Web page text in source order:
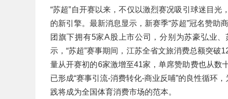
“苏超”自开赛以来，不仅以激烈赛况吸引球迷目光
的新引擎。最新消息显示，新赛季“苏超”冠名赞助
团旗下拥有5家A股上市公司，分别为苏豪弘业
示，“苏超”赛事期间，江苏全省文旅消费总额突
量从开赛初的6家激增至41家，单席赞助费也从数
已形成“赛事引流-消费转化-商业反哺”的良性循环
践将成为全国体育消费市场的范本。